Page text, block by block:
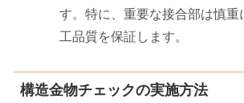
す。特に、重要な接合部は慎重
工品質を保証します。
構造金物チェックの実施方法